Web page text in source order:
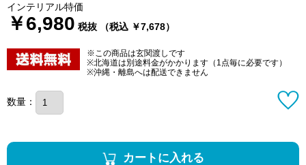
インテリアル特価
￥6,980 税抜 （税込 ￥7,678）
※この商品は玄関渡しです
※北海道は別途料金がかかります（1点毎に必要です）
※沖縄・離島へは配送できません
数量：
カートに入れる